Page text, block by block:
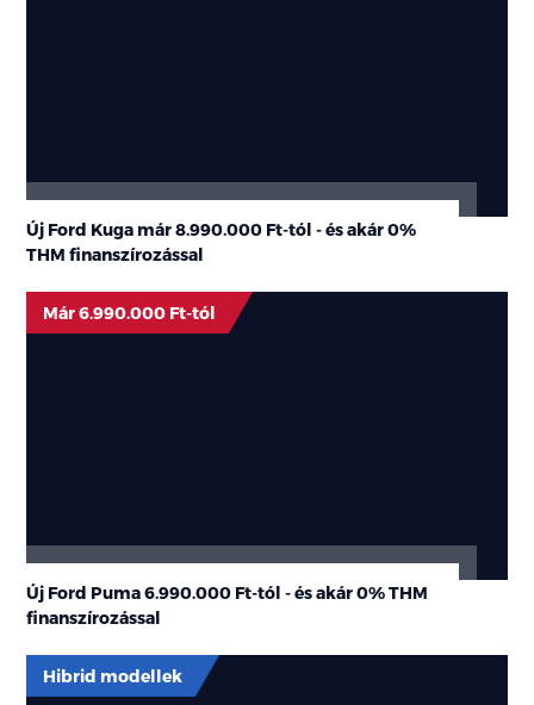
Új Ford Kuga már 8.990.000 Ft-tól - és akár 0%
THM finanszírozással
Új Ford Puma 6.990.000 Ft-tól - és akár 0% THM
finanszírozással
Már 6.990.000 Ft-tól
Hibrid modellek